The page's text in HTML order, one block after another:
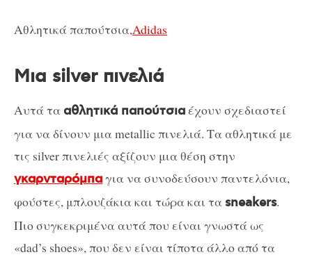
Αθλητικά παπούτσια,Adidas
Μια silver πινελιά
Αυτά τααθλητικά παπούτσιαέχουν σχεδιαστεί
για να δίνουν μια metallic πινελιά. Τα αθλητικά με
τις silver πινελιές αξίζουν μια θέση στην
γκαρνταρόμπαγια να συνοδεύσουν παντελόνια,
φούστες, μπλουζάκια και τώρα και ταsneakers.
Πιο συγκεκριμένα αυτά που είναι γνωστά ως
«dad’s shoes», που δεν είναι τίποτα άλλο από τα